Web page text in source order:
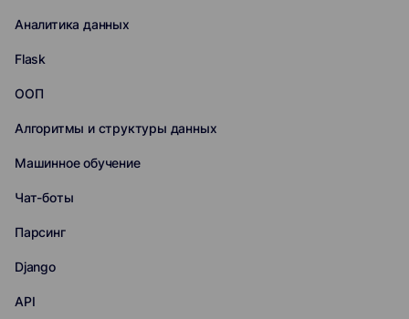
Аналитика данных
Flask
ООП
Алгоритмы и структуры данных
Машинное обучение
Чат-боты
Парсинг
Django
API